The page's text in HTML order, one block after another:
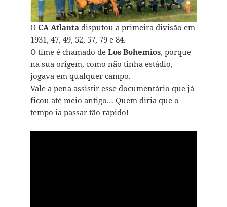
O CA Atlantadisputou a primeira divisão em
1931, 47, 49, 52, 57, 79 e 84.
O time é chamado de Los Bohemios, porque
na sua origem, como não tinha estádio,
jogava em qualquer campo.
Vale a pena assistir esse documentário que já
ficou até meio antigo… Quem diria que o
tempo ia passar tão rápido!